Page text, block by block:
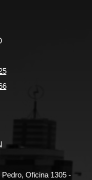
Oficina 1305 -